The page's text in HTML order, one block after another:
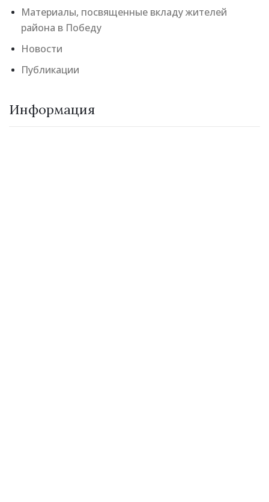
Материалы, посвященные вкладу жителей
района в Победу
Новости
Публикации
Информация